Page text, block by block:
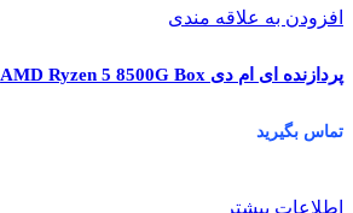
افزودن به علاقه مندی
پردازنده ای ام دی AMD Ryzen 5 8500G Box
تماس بگیرید
اطلاعات بیشتر